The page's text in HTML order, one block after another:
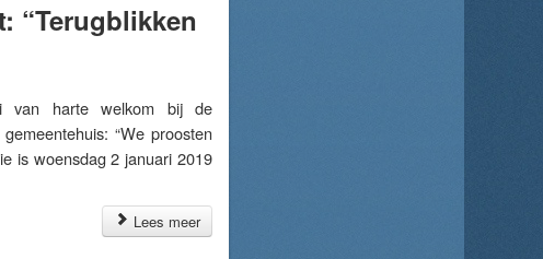
“Terugblikken
van harte welkom bij de
“We proosten
is woensdag 2 januari 2019
Lees meer